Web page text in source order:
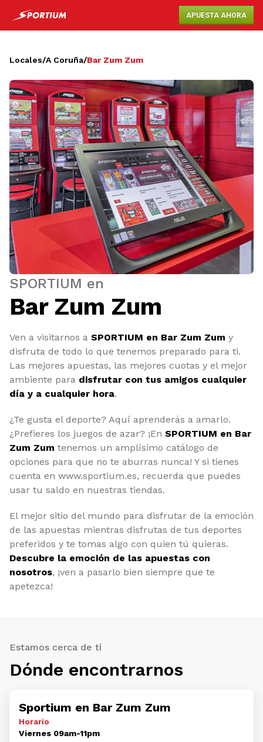
APUESTA AHORA
Locales/A Coruña/Bar Zum Zum
SPORTIUM en
Bar Zum Zum
Ven a visitarnos a SPORTIUM en Bar Zum Zum y
disfruta de todo lo que tenemos preparado para ti.
Las mejores apuestas, las mejores cuotas y el mejor
ambiente para disfrutar con tus amigos cualquier
día y a cualquier hora.
¿Te gusta el deporte? Aquí aprenderás a amarlo.
¿Prefieres los juegos de azar? ¡En SPORTIUM en Bar
Zum Zum tenemos un amplísimo catálogo de
opciones para que no te aburras nunca! Y si tienes
cuenta en www.sportium.es, recuerda que puedes
usar tu saldo en nuestras tiendas.
El mejor sitio del mundo para disfrutar de la emoción
de las apuestas mientras disfrutas de tus deportes
preferidos y te tomas algo con quien tú quieras.
Descubre la emoción de las apuestas con
nosotros, ¡ven a pasarlo bien siempre que te
apetezca!
Estamos cerca de tí
Dónde encontrarnos
Sportium en Bar Zum Zum
Horario
Viernes 09am-11pm